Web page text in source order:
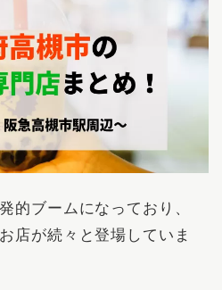
的ブームになっており、
店が続々と登場していま